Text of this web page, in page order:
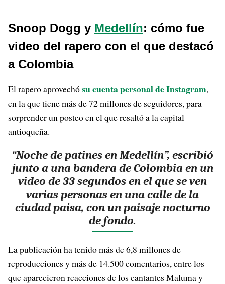
Snoop Dogg y Medellín: cómo fue
video del rapero con el que destacó
a Colombia
El rapero aprovechósu cuenta personal de Instagram,
en la que tiene más de 72 millones de seguidores, para
sorprender un posteo en el que resaltó a la capital
antioqueña.
“Noche de patines en Medellín”, escribió
junto a una bandera de Colombia en un
video de 33 segundos en el que se ven
varias personas en una calle de la
ciudad paisa, con un paisaje nocturno
de fondo.
La publicación ha tenido más de 6,8 millones de
reproducciones y más de 14.500 comentarios, entre los
que aparecieron reacciones de los cantantes Maluma y